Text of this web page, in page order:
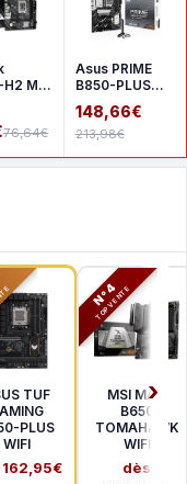
H2 M.2
76,64€
Asus PRIME
B850-PLUS
WIFI
148,66€
213,98€
TUF
PLUS
WIFI
N°4
TOP VENTE
MSI MAG
B650
TOMAHAWK
WIFI
dès